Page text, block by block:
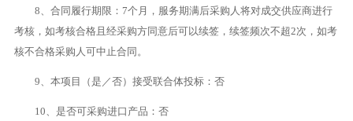
8、合同履行期限：7个月，服务期满后采购人将对成交供应商进行
考核，如考核合格且经采购方同意后可以续签，续签频次不超2次，如考
核不合格采购人可中止合同。
9、本项目（是／否）接受联合体投标：否
10、是否可采购进口产品：否